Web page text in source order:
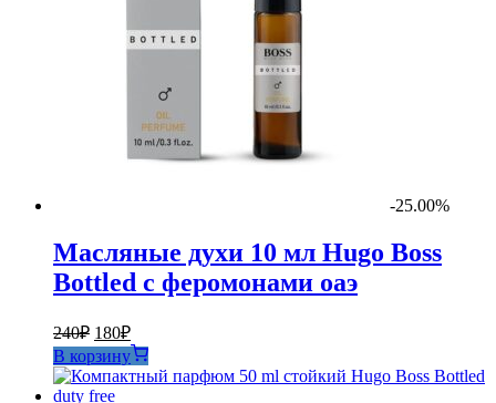
-25.00%
Масляные духи 10 мл Hugo Boss
Bottled с феромонами оаэ
240₽ Первоначальная
цена
составляла
240₽.
180₽Текущая
цена:
180₽.
В корзину